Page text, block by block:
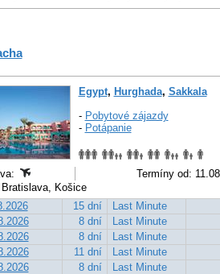
Egypt, Hurghada, Sakkala
- Pobytové zájazdy
- Potápanie
Termíny od:
Košice
15 dní
Last Minute
8 dní
Last Minute
8 dní
Last Minute
11 dní
Last Minute
8 dní Last Minute